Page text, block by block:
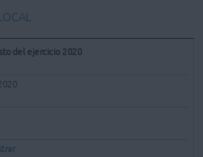
del ejercicio 2020